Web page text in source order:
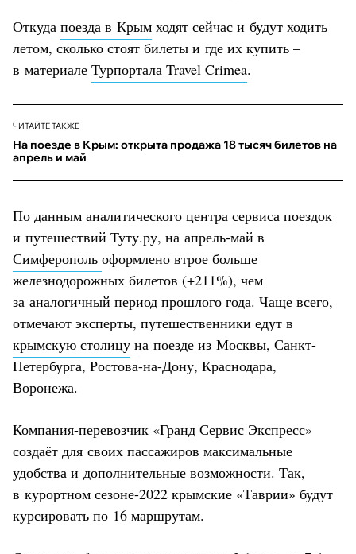
Откуда поезда в Крым ходят сейчас и будут ходить
летом, сколько стоят билеты и где их купить –
в материале Турпортала Travel Crimea.
ЧИТАЙТЕ ТАКЖЕ
На поезде в Крым: открыта продажа 18 тысяч билетов на
апрель и май
По данным аналитического центра сервиса поездок
и путешествий Туту.ру, на апрель-май в
Симферополь оформлено втрое больше
железнодорожных билетов (+211%), чем
за аналогичный период прошлого года. Чаще всего,
отмечают эксперты, путешественники едут в
крымскую столицу на поезде из Москвы, Санкт-
Петербурга, Ростова-на-Дону, Краснодара,
Воронежа.
Компания-перевозчик «Гранд Сервис Экспресс»
создаёт для своих пассажиров максимальные
удобства и дополнительные возможности. Так,
в курортном сезоне-2022 крымские «Таврии» будут
курсировать по 16 маршрутам.